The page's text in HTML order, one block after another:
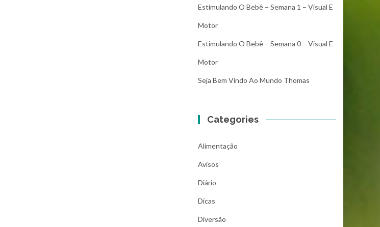
Estimulando O Bebê – Semana 1 – Visual E
Motor
Estimulando O Bebê – Semana 0 – Visual E
Motor
Seja Bem Vindo Ao Mundo Thomas
Categories
Alimentação
Avisos
Diário
Dicas
Diversão